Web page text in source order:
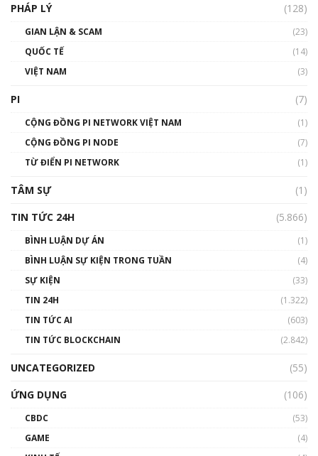
gió ấm
Talkshow 14: MemeCoin – Trò đùa tỷ đô
01:29:26
PHÁP LÝ
(128)
GIAN LẬN & SCAM
(23)
QUỐC TẾ
(14)
VIỆT NAM
(3)
PI (7)
CỘNG ĐỒNG PI NETWORK VIỆT NAM
(1)
CỘNG ĐỒNG PI NODE
(7)
TỪ ĐIỂN PI NETWORK
(1)
TÂM SỰ
(1)
TIN TỨC 24H
(5.866)
BÌNH LUẬN DỰ ÁN
(1)
BÌNH LUẬN SỰ KIỆN TRONG TUẦN
(4)
SỰ KIỆN
(33)
TIN 24H
(1.322)
TIN TỨC AI
(603)
TIN TỨC BLOCKCHAIN
(2.842)
UNCATEGORIZED
(55)
ỨNG DỤNG
(106)
CBDC
(53)
GAME
(4)